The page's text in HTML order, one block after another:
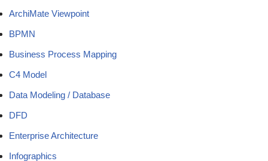
ArchiMate Viewpoint
BPMN
Business Process Mapping
C4 Model
Data Modeling / Database
DFD
Enterprise Architecture
Infographics